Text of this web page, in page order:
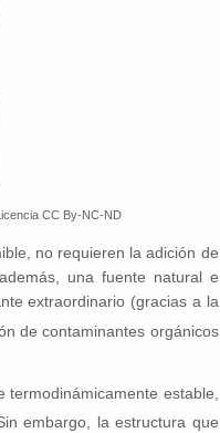
CC By-NC-ND
no requieren la adición de
una fuente natural e
extraordinario (gracias a la
de contaminantes orgánicos
termodinámicamente estable,
embargo, la estructura que